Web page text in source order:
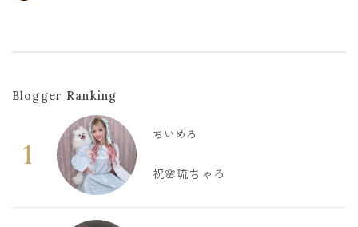
Blogger Ranking
1
ちいめろ
祝🌸琉ちゃろ